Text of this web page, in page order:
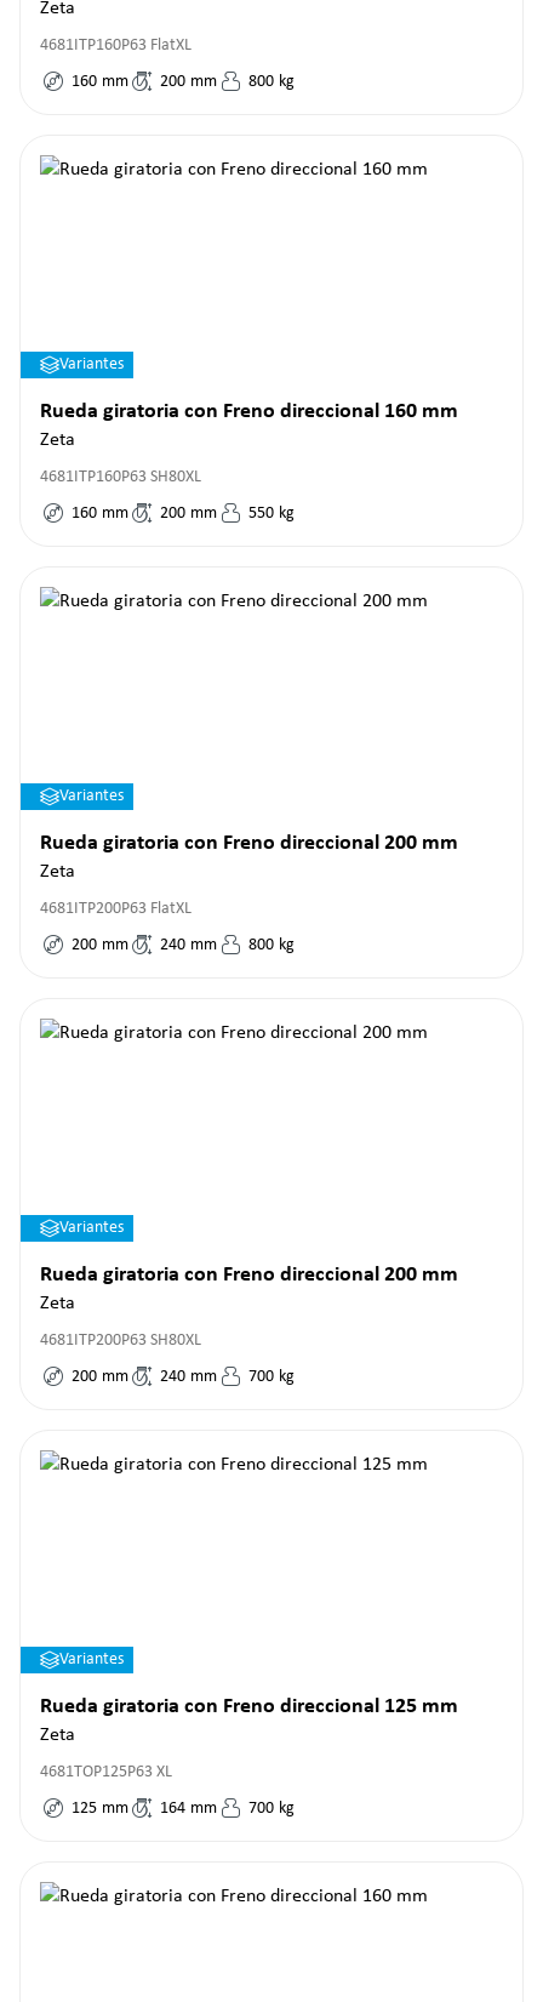
Zeta
4681ITP160P63 FlatXL
160 mm 200 mm 800 kg
Variantes
Rueda giratoria con Freno direccional 160 mm
Zeta
4681ITP160P63 SH80XL
160 mm 200 mm 550 kg
Variantes
Rueda giratoria con Freno direccional 200 mm
Zeta
4681ITP200P63 FlatXL
200 mm 240 mm 800 kg
Variantes
Rueda giratoria con Freno direccional 200 mm
Zeta
4681ITP200P63 SH80XL
200 mm 240 mm 700 kg
Variantes
Rueda giratoria con Freno direccional 125 mm
Zeta
4681TOP125P63 XL
125 mm 164 mm 700 kg